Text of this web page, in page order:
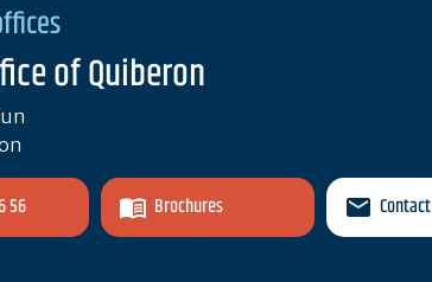
of Quiberon
56 Brochures Contact